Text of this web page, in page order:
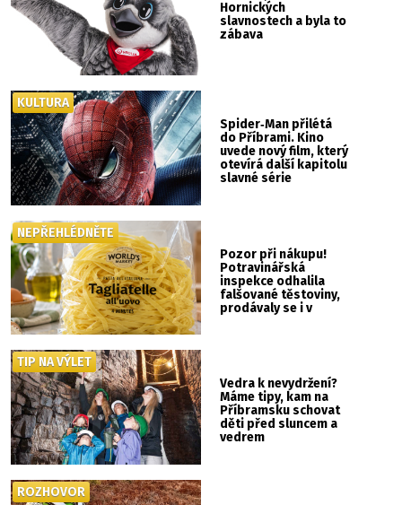
Hornických
slavnostech a byla to
zábava
Spider‑Man přilétá
do Příbrami. Kino
uvede nový film, který
otevírá další kapitolu
slavné série
KULTURA
Pozor při nákupu!
Potravinářská
inspekce odhalila
falšované těstoviny,
prodávaly se i v
NEPŘEHLÉDNĚTE
Vedra k nevydržení?
Máme tipy, kam na
Příbramsku schovat
děti před sluncem a
vedrem
TIP NA VÝLET
ROZHOVOR